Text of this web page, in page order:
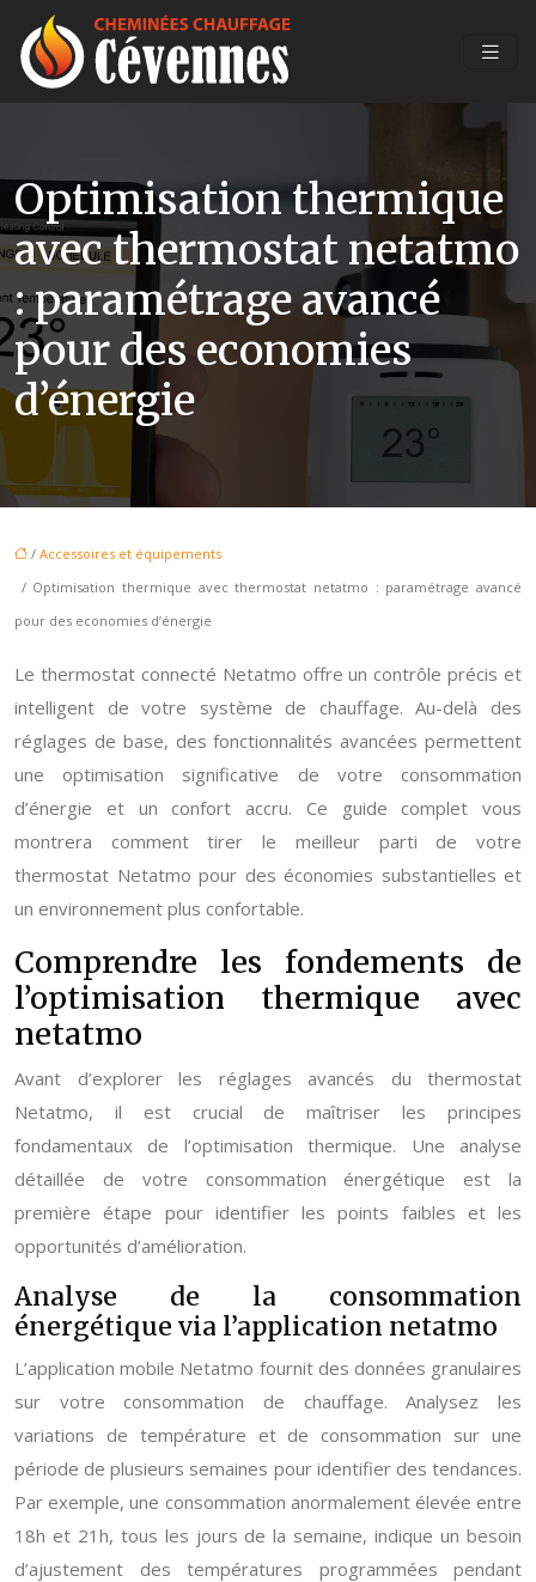
Optimisation thermique
avec thermostat netatmo
: paramétrage avancé
pour des economies
d’énergie
/ Accessoires et équipements
/ Optimisation thermique avec thermostat netatmo : paramétrage avancé
pour des economies d’énergie
Le thermostat connecté Netatmo offre un contrôle précis et
intelligent de votre système de chauffage. Au-delà des
réglages de base, des fonctionnalités avancées permettent
une optimisation significative de votre consommation
d’énergie et un confort accru. Ce guide complet vous
montrera comment tirer le meilleur parti de votre
thermostat Netatmo pour des économies substantielles et
un environnement plus confortable.
Comprendre les fondements de
l’optimisation thermique avec
netatmo
Avant d’explorer les réglages avancés du thermostat
Netatmo, il est crucial de maîtriser les principes
fondamentaux de l’optimisation thermique. Une analyse
détaillée de votre consommation énergétique est la
première étape pour identifier les points faibles et les
opportunités d’amélioration.
Analyse de la consommation
énergétique via l’application netatmo
L’application mobile Netatmo fournit des données granulaires
sur votre consommation de chauffage. Analysez les
variations de température et de consommation sur une
période de plusieurs semaines pour identifier des tendances.
Par exemple, une consommation anormalement élevée entre
18h et 21h, tous les jours de la semaine, indique un besoin
d’ajustement des températures programmées pendant